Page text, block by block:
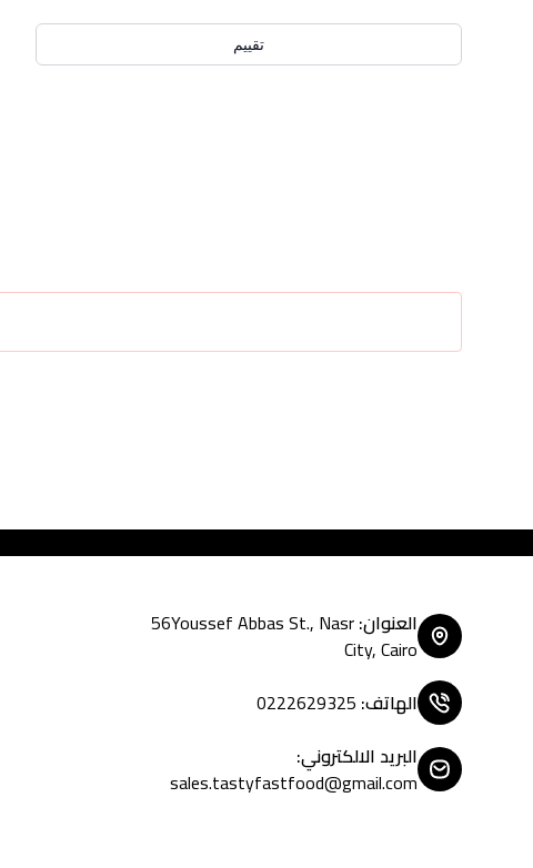
تقييم
العنوان:
56Youssef Abbas St., Nasr
City, Cairo
الهاتف:
0222629325
البريد الالكتروني:
sales.tastyfastfood@gmail.com